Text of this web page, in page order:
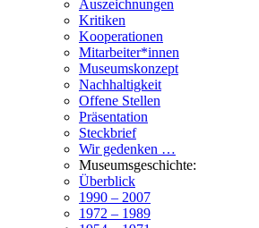
Auszeichnungen
Kritiken
Kooperationen
Mitarbeiter*innen
Museumskonzept
Nachhaltigkeit
Offene Stellen
Präsentation
Steckbrief
Wir gedenken …
Museumsgeschichte:
Überblick
1990 – 2007
1972 – 1989